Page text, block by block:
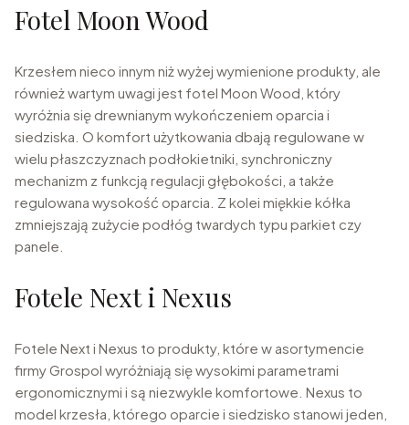
Fotel Moon Wood
Krzesłem nieco innym niż wyżej wymienione produkty, ale
również wartym uwagi jest fotel Moon Wood, który
wyróżnia się drewnianym wykończeniem oparcia i
siedziska. O komfort użytkowania dbają regulowane w
wielu płaszczyznach podłokietniki, synchroniczny
mechanizm z funkcją regulacji głębokości, a także
regulowana wysokość oparcia. Z kolei miękkie kółka
zmniejszają zużycie podłóg twardych typu parkiet czy
panele.
Fotele Next i Nexus
Fotele Next i Nexus to produkty, które w asortymencie
firmy Grospol wyróżniają się wysokimi parametrami
ergonomicznymi i są niezwykle komfortowe. Nexus to
model krzesła, którego oparcie i siedzisko stanowi jeden,